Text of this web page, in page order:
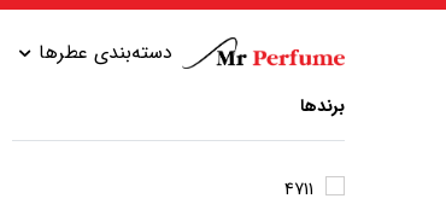
دسته‌بندی عطرها
عطر زنانه شیرین
برندها
4711